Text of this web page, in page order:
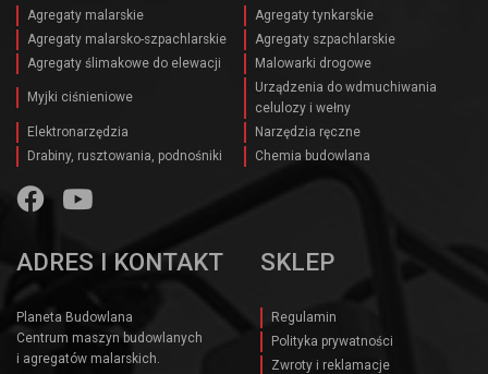
Agregaty malarskie
Agregaty tynkarskie
Agregaty malarsko-szpachlarskie
Agregaty szpachlarskie
Agregaty ślimakowe do elewacji
Malowarki drogowe
Myjki ciśnieniowe
Urządzenia do wdmuchiwania
celulozy i wełny
Elektronarzędzia
Narzędzia ręczne
Drabiny, rusztowania, podnośniki
Chemia budowlana
ADRES I KONTAKT
Planeta Budowlana
Centrum maszyn budowlanych
i agregatów malarskich.
SKLEP
Regulamin
Polityka prywatności
Zwroty i reklamacje